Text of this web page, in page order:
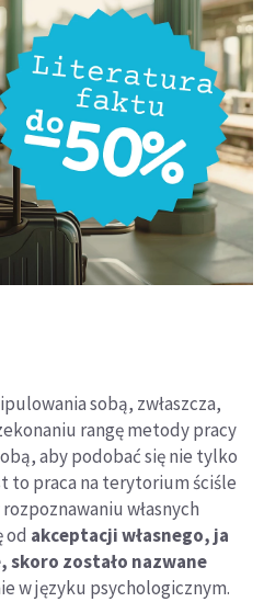
sobą, zwłaszcza,
rangę metody pracy
aby podobać się nie tylko
to praca na terytorium ściśle
własnych
od akceptacji własnego, ja
zostało nazwane
w języku psychologicznym.